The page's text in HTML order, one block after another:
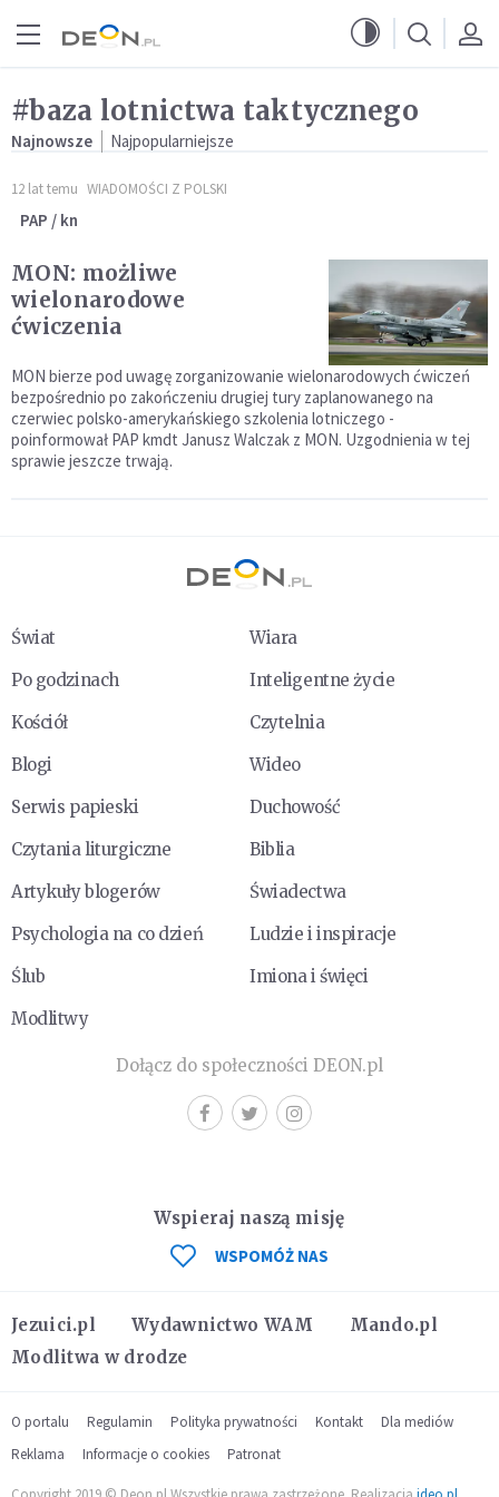
#baza lotnictwa taktycznego
Najnowsze Najpopularniejsze
12 lat temu WIADOMOŚCI Z POLSKI
PAP / kn
MON: możliwe
wielonarodowe
ćwiczenia
MON bierze pod uwagę zorganizowanie wielonarodowych ćwiczeń
bezpośrednio po zakończeniu drugiej tury zaplanowanego na
czerwiec polsko-amerykańskiego szkolenia lotniczego -
poinformował PAP kmdt Janusz Walczak z MON. Uzgodnienia w tej
sprawie jeszcze trwają.
Świat
Wiara
Po godzinach
Inteligentne życie
Kościół
Czytelnia
Blogi
Wideo
Serwis papieski
Duchowość
Czytania liturgiczne
Biblia
Artykuły blogerów
Świadectwa
Psychologia na co dzień
Ludzie i inspiracje
Ślub
Imiona i święci
Modlitwy
Dołącz do społeczności DEON.pl
Jezuici.pl Wydawnictwo WAM
Mando.pl
Modlitwa w drodze
Wspieraj naszą misję
WSPOMÓŻ NAS
O portalu Regulamin Polityka prywatności Kontakt
Dla mediów
Reklama
Informacje o cookies Patronat